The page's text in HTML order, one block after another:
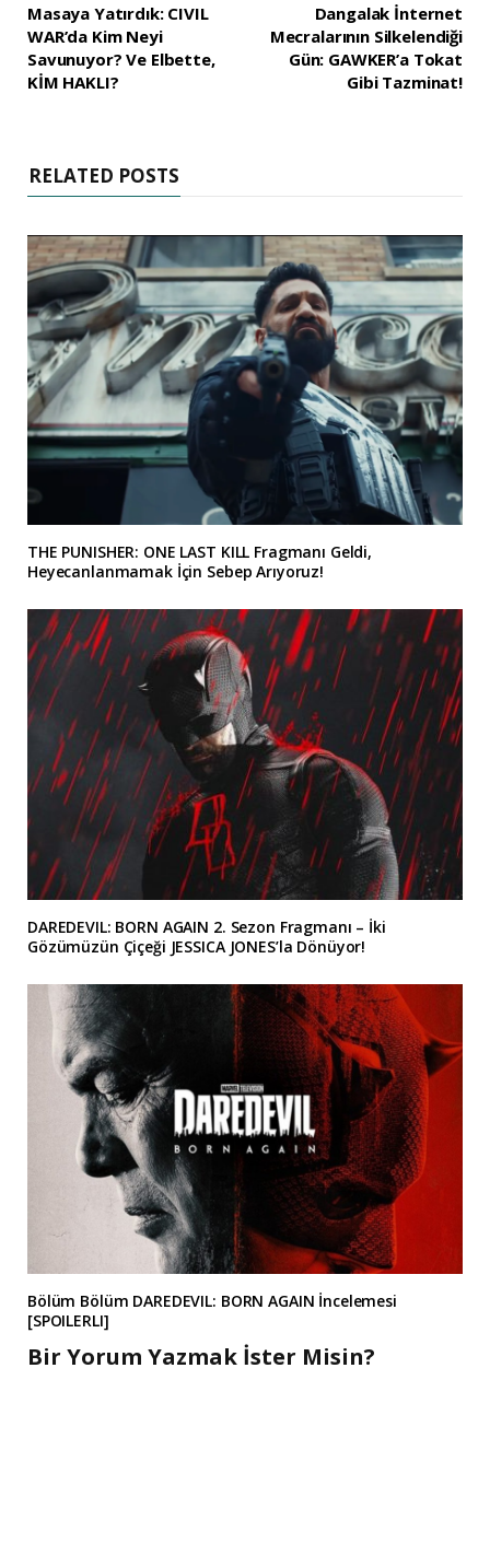
Masaya Yatırdık: CIVIL
WAR’da Kim Neyi
Savunuyor? Ve Elbette,
KİM HAKLI?
Dangalak İnternet
Mecralarının Silkelendiği
Gün: GAWKER’a Tokat
Gibi Tazminat!
RELATED POSTS
THE PUNISHER: ONE LAST KILL Fragmanı Geldi,
Heyecanlanmamak İçin Sebep Arıyoruz!
DAREDEVIL: BORN AGAIN 2. Sezon Fragmanı – İki
Gözümüzün Çiçeği JESSICA JONES’la Dönüyor!
Bölüm Bölüm DAREDEVIL: BORN AGAIN İncelemesi
[SPOILERLI]
Bir Yorum Yazmak İster Misin?